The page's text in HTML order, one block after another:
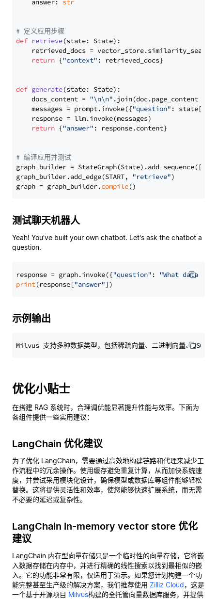
    answer:
str
# 定义应用步骤
def retrieve(state: State):
retrieved_docs =
return {"context" : retrieved_docs}
def generate(state: State):
    docs_content =
"\n\n" .join(doc.page_content
    messages = prompt.invoke({
"question" : state[
    response = llm.invoke(messages)
return {"answer" : response.content}
# 编译应用并测试
graph_builder =
graph_builder.add_edge(START, "retrieve")
graph = graph_builder.compile
测试聊天机器人
Yeah! You've built your own chatbot. Let's ask the chatbot a
question.
response = graph.invoke({"question" : "What data
print(response["answer"
示例输出
优化小贴士
在搭建 RAG 系统时，合理调优能显著提升性能与效率。下面为
各组件提供一些实用建议：
LangChain 优化建议
为了优化 LangChain，需要通过高效地构建链路和代理来减少工
作流程中的冗余操作。使用缓存避免重复计算，从而加快系统速
度，并尝试采用模块化设计，确保模型或数据库等组件能够轻松
替换。这将提供灵活性和效率，使您能够快速扩展系统，而无需
不必要的延迟或复杂性。
LangChain in-memory vector store 优化
建议
LangChain 内存型向量存储只是一个临时性的向量存储，它将嵌
入数据存储在内存中，并进行精确的线性搜索以找到最相似的嵌
入。它的功能非常有限，仅适用于演示。如果您计划构建一个功
能完整甚至生产级的解决方案，我们推荐使用 Zilliz Cloud，这是
一个基于开源项目 Milvus构建的全托管向量数据库服务，并提供